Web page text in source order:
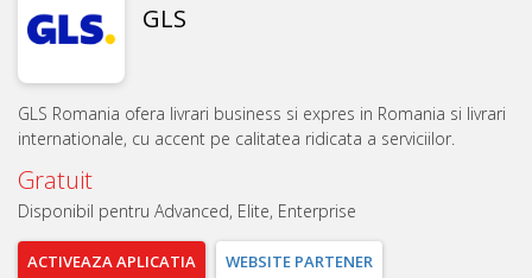
GLS
GLS Romania ofera livrari business si expres in Romania si livrari
internationale, cu accent pe calitatea ridicata a serviciilor.
Gratuit
Disponibil pentru Advanced, Elite, Enterprise
ACTIVEAZAAPLICATIA WEBSITE PARTENER